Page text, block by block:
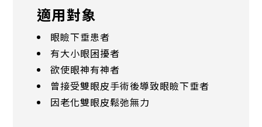
適用對象
眼瞼下垂患者
有大小眼困擾者
欲使眼神有神者
曾接受雙眼皮手術後導致眼瞼下垂者
因老化雙眼皮鬆弛無力